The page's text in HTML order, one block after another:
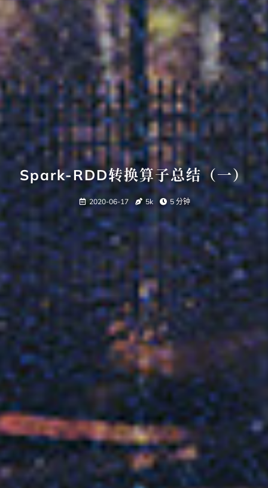
Spark-RDD转换算子总结（一）
2020-06-17 5k 5 分钟